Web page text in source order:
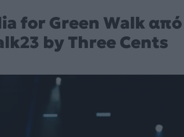
for Green Walk από
by Three Cents